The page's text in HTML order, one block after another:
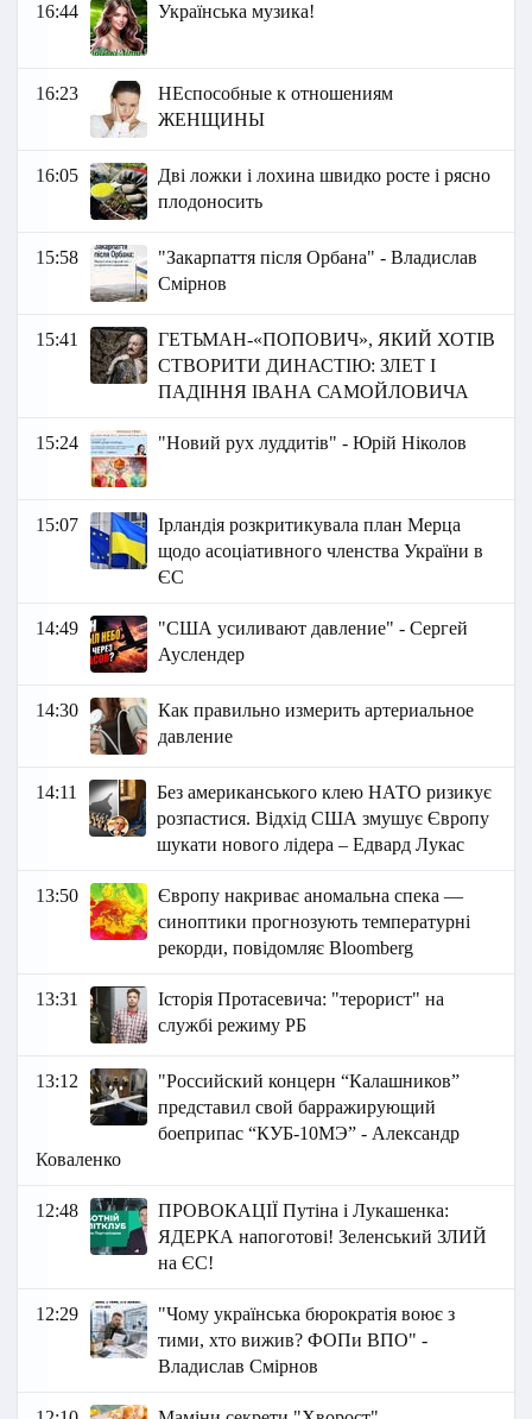
16:44 Українська музика!
16:23
НЕспособные к отношениям
ЖЕНЩИНЫ
16:05
Дві ложки і лохина швидко росте і рясно
плодоносить
15:58
"Закарпаття після Орбана" - Владислав
Смірнов
15:41
ГЕТЬМАН-«ПОПОВИЧ», ЯКИЙ ХОТІВ
СТВОРИТИ ДИНАСТІЮ: ЗЛЕТ І
ПАДІННЯ ІВАНА САМОЙЛОВИЧА
15:24 "Новий рух луддитів" - Юрій Ніколов
15:07
Ірландія розкритикувала план Мерца
щодо асоціативного членства України в
ЄС
14:49
"США усиливают давление" - Сергей
Ауслендер
14:30
Как правильно измерить артериальное
давление
14:11
Без американського клею НАТО ризикує
розпастися. Відхід США змушує Європу
шукати нового лідера – Едвард Лукас
13:50
Європу накриває аномальна спека —
синоптики прогнозують температурні
рекорди, повідомляє Bloomberg
13:31
Історія Протасевича: "терорист" на
службі режиму РБ
13:12
"Российский концерн “Калашников”
представил свой барражирующий
боеприпас “КУБ-10МЭ” - Александр
Коваленко
12:48
ПРОВОКАЦІЇ Путіна і Лукашенка:
ЯДЕРКА напоготові! Зеленський ЗЛИЙ
на ЄС!
12:29
"Чому українська бюрократія воює з
тими, хто вижив? ФОПи ВПО" -
Владислав Смірнов